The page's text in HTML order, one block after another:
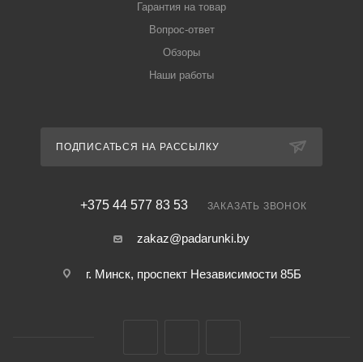
Гарантия на товар
Вопрос-ответ
Обзоры
Наши работы
ПОДПИСАТЬСЯ НА РАССЫЛКУ
+375 44 577 83 53 ЗАКАЗАТЬ ЗВОНОК
zakaz@padarunki.by
г. Минск, проспект Независимости 85Б